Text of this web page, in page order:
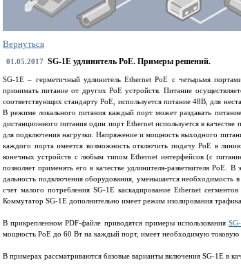
Вернуться
01.05.2017 SG-1E удлинитель PoE. Примеры решений.
SG-1E – герметичный удлинитель Ethernet PoE с четырьмя
принимать питание от других PoE устройств. Питание
соответствующих стандарту PoE, используется питание 48В, для
В режиме локального питания каждый порт может раздавать
дистанционного питания один порт Ethernet используется в
для подключения нагрузки. Напряжение и мощность выходного
каждого порта имеется возможность отключить подачу PoE в
конечных устройств с любым типом Ethernet интерфейсов (с
позволяет применять его в качестве удлинителя-разветвителя PoE.
дальность подключения оборудования, уменьшается необходимость
счет малого потребления SG-1E каскадирование Ethernet
Коммутатор SG-1E дополнительно имеет режим изолирования
В прикрепленном PDF-файле приводятся примеры использования
мощность PoE до 60 Вт на каждый порт, имеет необходимую токовую
В примерах рассматриваются базовые варианты включения SG-1E в